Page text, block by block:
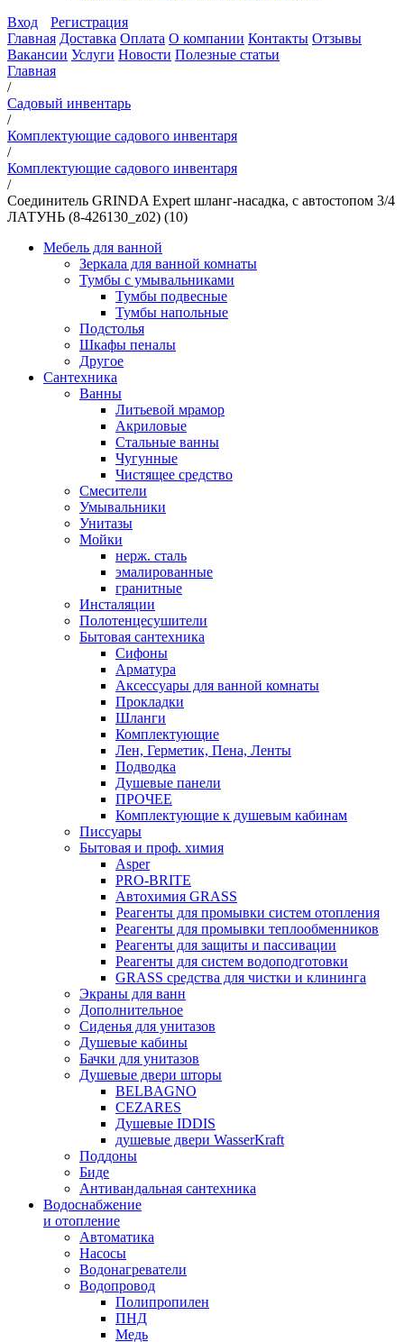
Вход
Регистрация
Главная Доставка Оплата О компании Контакты Отзывы
Вакансии Услуги Новости Полезные статьи
Главная
/
Садовый инвентарь
/
Комплектующие садового инвентаря
/
Комплектующие садового инвентаря
/
Соединитель GRINDA Expert шланг-насадка, с автостопом 3/4
ЛАТУНЬ (8-426130_z02) (10)
Мебель для ванной
Зеркала для ванной комнаты
Тумбы с умывальниками
Тумбы подвесные
Тумбы напольные
Подстолья
Шкафы пеналы
Другое
Сантехника
Ванны
Литьевой мрамор
Акриловые
Стальные ванны
Чугунные
Чистящее средство
Смесители
Умывальники
Унитазы
Мойки
нерж. сталь
эмалированные
гранитные
Инсталяции
Полотенцесушители
Бытовая сантехника
Сифоны
Арматура
Аксессуары для ванной комнаты
Прокладки
Шланги
Комплектующие
Лен, Герметик, Пена, Ленты
Подводка
Душевые панели
ПРОЧЕЕ
Комплектующие к душевым кабинам
Писсуары
Бытовая и проф. химия
Asper
PRO-BRITE
Автохимия GRASS
Реагенты для промывки систем отопления
Реагенты для промывки теплообменников
Реагенты для защиты и пассивации
Реагенты для систем водоподготовки
GRASS средства для чистки и клининга
Экраны для ванн
Дополнительное
Сиденья для унитазов
Душевые кабины
Бачки для унитазов
Душевые двери шторы
BELBAGNO
CEZARES
Душевые IDDIS
душевые двери WasserKraft
Поддоны
Биде
Антивандальная сантехника
Водоснабжение
и отопление
Автоматика
Насосы
Водонагреватели
Водопровод
Полипропилен
ПНД
Медь